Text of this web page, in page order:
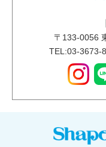
〒 133-0056
TEL:03-3673-